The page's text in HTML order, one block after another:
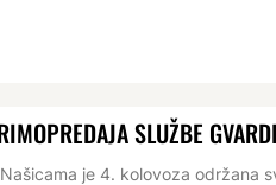
SLUŽBE
je 4. kolovoza održana